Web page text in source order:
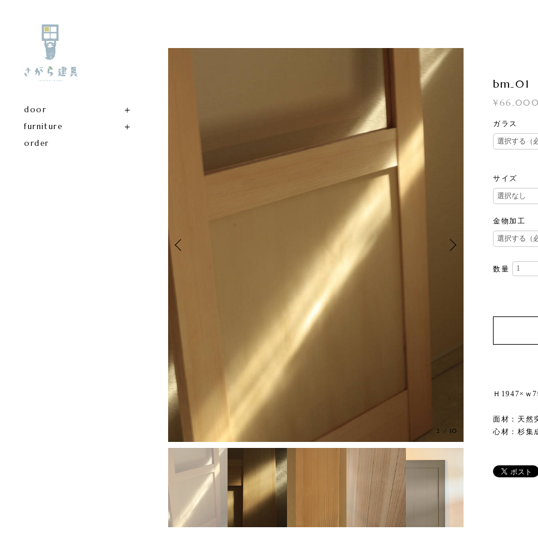
door
furniture
order
2 / 10
bm₋01
ガラス
サイズ
金物加工
数量
Ｈ1947×ｗ
面材：天然
心材：杉集